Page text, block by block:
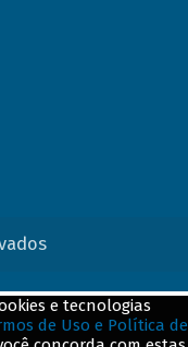
e tecnologias
de Uso e Política de